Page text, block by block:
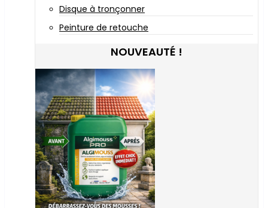
Disque à tronçonner
Peinture de retouche
NOUVEAUTÉ !